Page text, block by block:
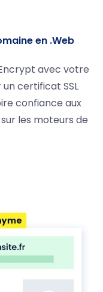
en .Web
avec votre
certificat SSL
confiance aux
les moteurs de